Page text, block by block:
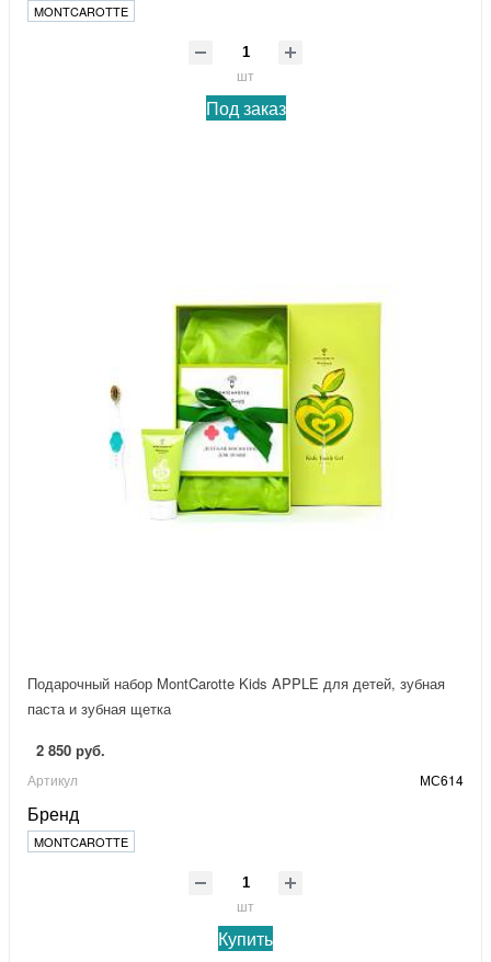
MONTCAROTTE
шт
Под заказ
Подарочный набор MontCarotte Kids APPLE для детей, зубная
паста и зубная щетка
2 850 руб.
Артикул МС614
Бренд
MONTCAROTTE
шт
Купить